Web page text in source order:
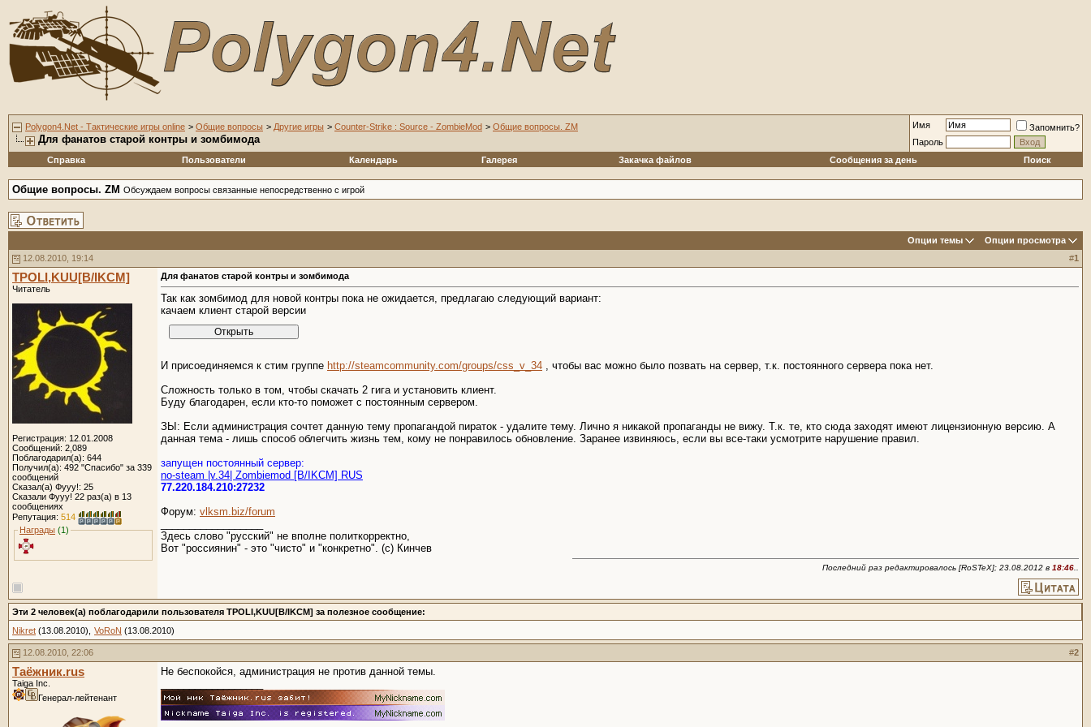
Polygon4.Net - Тактические игры online > Общие вопросы > Другие игры > Counter-Strike : Source - ZombieMod > Общие вопросы. ZM
Для фанатов старой контры и зомбимода
Имя
Запомнить?
Пароль
Справка
Пользователи Календарь Галерея Закачка файлов Сообщения за день Поиск
Общие вопросы. ZM Обсуждаем вопросы связанные непосредственно с игрой
Опции темы
Опции просмотра
12.08.2010, 19:14
#1
TPOLI,KUU[B/IKCM]
Читатель
Регистрация: 12.01.2008
Сообщений: 2,089
Поблагодарил(а): 644
Получил(а): 492 "Спасибо" за 339
сообщений
Сказал(а) Фууу!: 25
Сказали Фууу! 22 раз(а) в 13
сообщениях
Репутация: 514
Награды (1)
Для фанатов старой контры и зомбимода
Так как зомбимод для новой контры пока не ожидается, предлагаю следующий вариант:
качаем клиент старой версии
И присоединяемся к стим группе http://steamcommunity.com/groups/css_v_34 , чтобы вас можно было позвать на сервер, т.к. постоянного сервера пока нет.
Сложность только в том, чтобы скачать 2 гига и установить клиент.
Буду благодарен, если кто-то поможет с постоянным сервером.
ЗЫ: Если администрация сочтет данную тему пропагандой пираток - удалите тему. Лично я никакой пропаганды не вижу. Т.к. те, кто сюда заходят имеют лицензионную версию. А
данная тема - лишь способ облегчить жизнь тем, кому не понравилось обновление. Заранее извиняюсь, если вы все-таки усмотрите нарушение правил.
запущен постоянный сервер:
no-steam |v.34| Zombiemod [B/IKCM] RUS
77.220.184.210:27232
Форум: vlksm.biz/forum
Здесь слово "русский" не вполне политкорректно,
Вот "россиянин" - это "чисто" и "конкретно". (с) Кинчев
Последний раз редактировалось [RoSTeX]; 23.08.2012 в 18:46..
Эти 2 человек(а) поблагодарили пользователя TPOLI,KUU[B/IKCM] за полезное сообщение:
Nikret (13.08.2010), VoRoN (13.08.2010)
12.08.2010, 22:06 #2
Таёжник.rus
Taiga Inc.
Генерал-лейтенант
Не беспокойся, администрация не против данной темы.